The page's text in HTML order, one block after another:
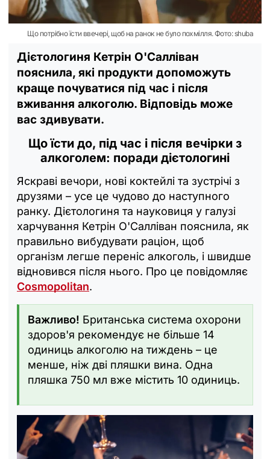
Що потрібно їсти ввечері, щоб на ранок не було похмілля. Фото: shuba
Дієтологиня Кетрін О'Салліван
пояснила, які продукти допоможуть
краще почуватися під час і після
вживання алкоголю. Відповідь може
вас здивувати.
Що їсти до, під час і після вечірки з
алкоголем: поради дієтологині
Яскраві вечори, нові коктейлі та зустрічі з
друзями – усе це чудово до наступного
ранку. Дієтологиня та науковиця у галузі
харчування Кетрін О'Салліван пояснила, як
правильно вибудувати раціон, щоб
організм легше переніс алкоголь, і швидше
відновився після нього. Про це повідомляє
Cosmopolitan.
Важливо! Британська система охорони
здоров'я рекомендує не більше 14
одиниць алкоголю на тиждень – це
менше, ніж дві пляшки вина. Одна
пляшка 750 мл вже містить 10 одиниць.